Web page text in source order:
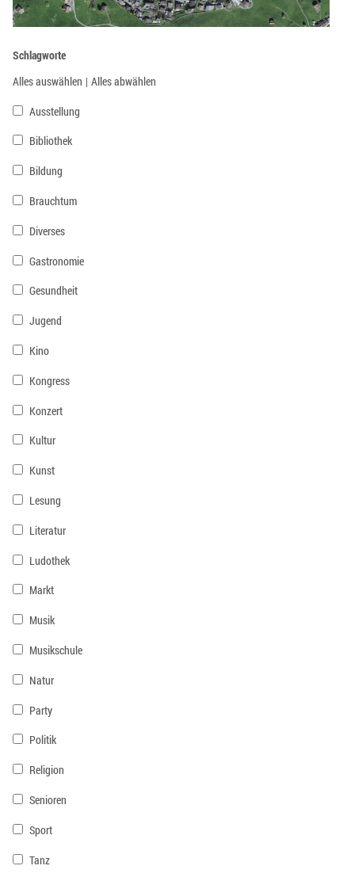
Schlagworte
Alles auswählen | Alles abwählen
Ausstellung
Bibliothek
Bildung
Brauchtum
Diverses
Gastronomie
Gesundheit
Jugend
Kino
Kongress
Konzert
Kultur
Kunst
Lesung
Literatur
Ludothek
Markt
Musik
Musikschule
Natur
Party
Politik
Religion
Senioren
Sport
Tanz